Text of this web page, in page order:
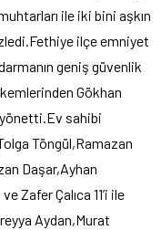
ile iki bini aşkın
ilçe emniyet
geniş güvenlik
Gökhan
sahibi
Töngül,Ramazan
Daşar,Ayhan
Zafer Çalıca 11’i ile
Aydan,Murat